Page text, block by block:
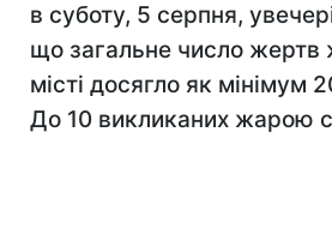
в суботу, 5 серпня,
що загальне число жертв
місті досягло як мінімум
До 10 викликаних жарою